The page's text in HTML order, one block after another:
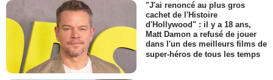
"J'ai renoncé au plus gros
cachet de l'Histoire
d'Hollywood" : il y a 18 ans,
Matt Damon a refusé de jouer
dans l'un des meilleurs films de
super-héros de tous les temps